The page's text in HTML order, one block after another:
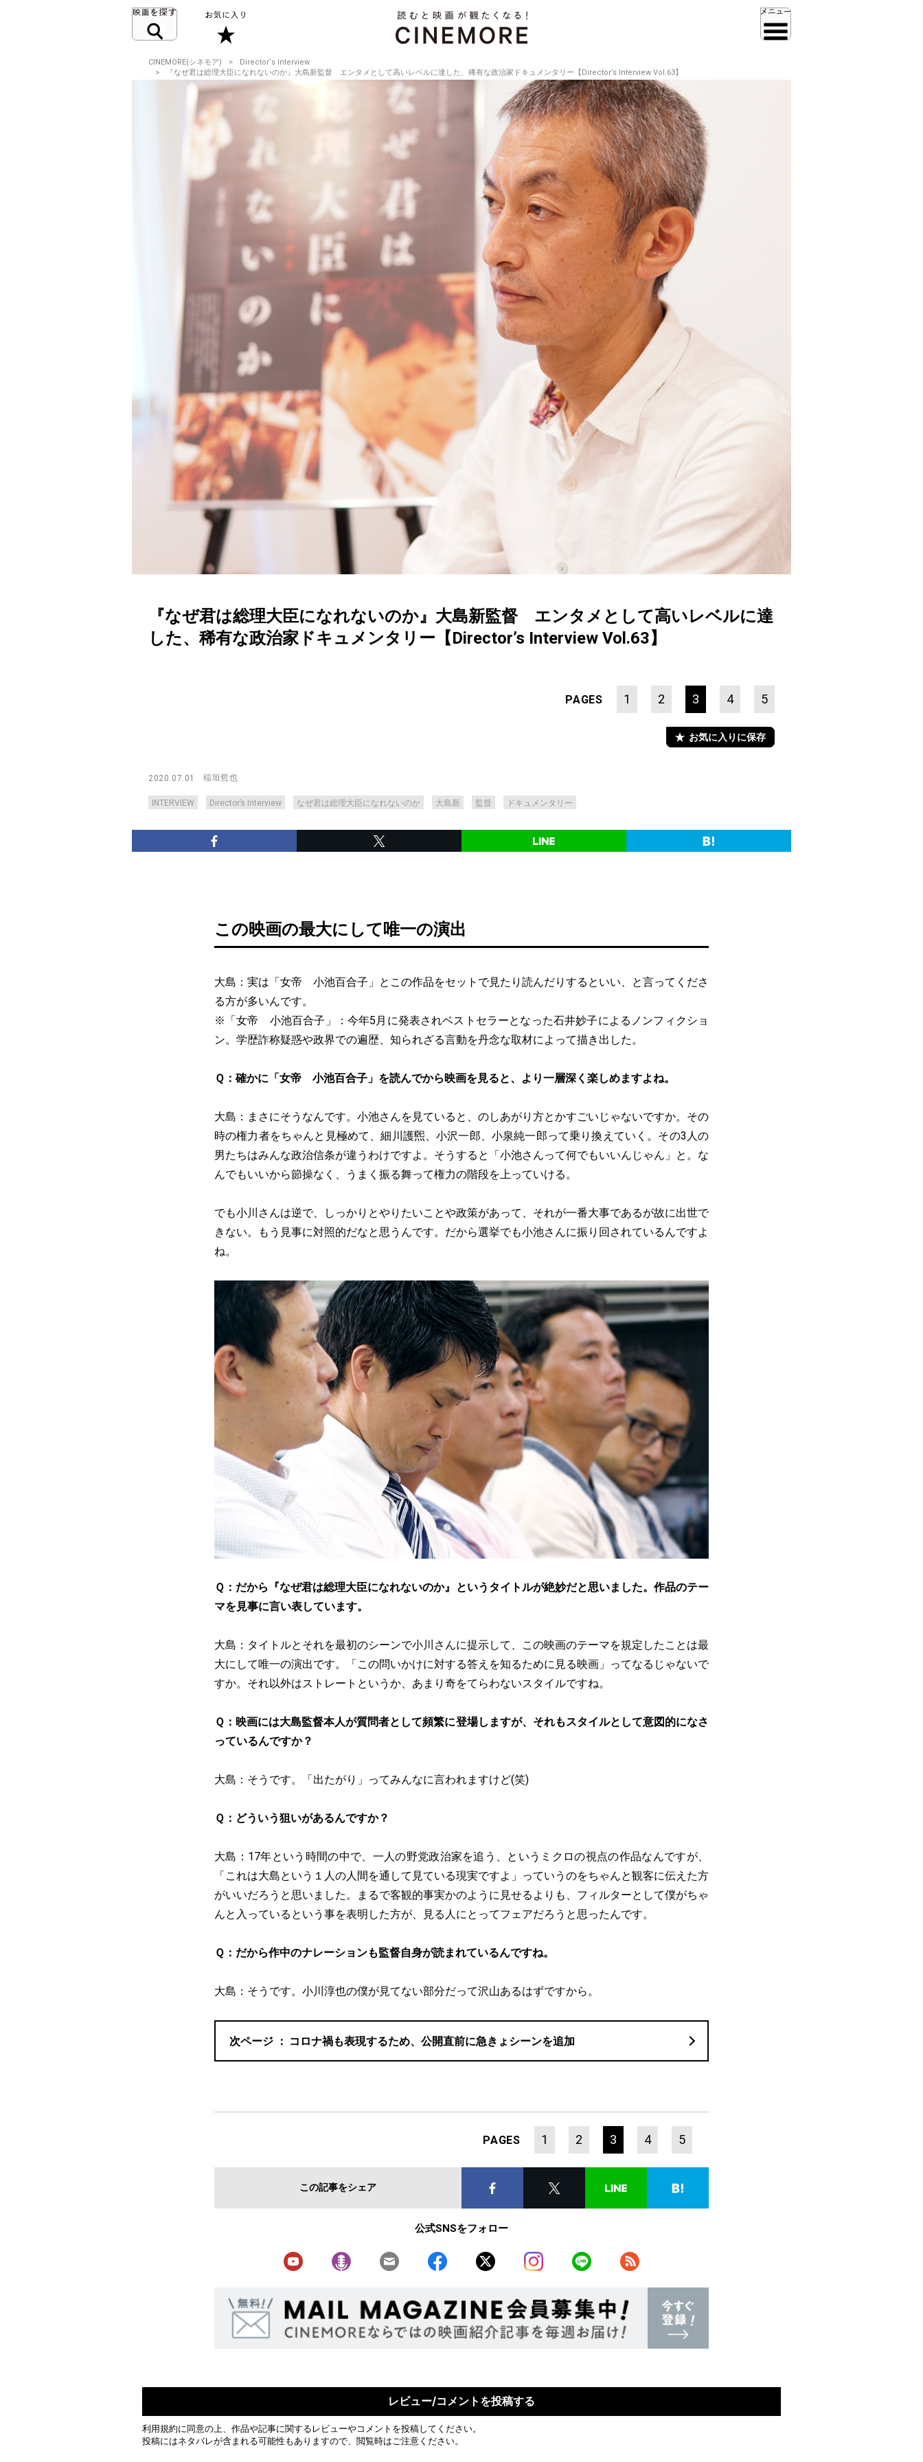
CINEMORE(シネモア)
Director‘s Interview
『なぜ君は総理大臣になれないのか』大島新監督 エンタメとして高いレベルに達した、稀有な政治家ドキュメンタリー【Director’s Interview Vol.63】
『なぜ君は総理大臣になれないのか』大島新監督 エンタメとして高いレベルに達
した、稀有な政治家ドキュメンタリー【Director’s Interview Vol.63】
PAGES 1 2 3 4 5
お気に入りに保存
2020.07.01 稲垣哲也
INTERVIEW Director’s Interview なぜ君は総理大臣になれないのか 大島新 監督 ドキュメンタリー
この映画の最大にして唯一の演出
大島：実は「女帝 小池百合子」とこの作品をセットで見たり読んだりするといい、と言ってくださ
る方が多いんです。
※「女帝 小池百合子」：今年5月に発表されベストセラーとなった石井妙子によるノンフィクショ
ン。学歴詐称疑惑や政界での遍歴、知られざる言動を丹念な取材によって描き出した。
Ｑ：確かに「女帝 小池百合子」を読んでから映画を見ると、より一層深く楽しめますよね。
大島：まさにそうなんです。小池さんを見ていると、のしあがり方とかすごいじゃないですか。その
時の権力者をちゃんと見極めて、細川護煕、小沢一郎、小泉純一郎って乗り換えていく。その3人の
男たちはみんな政治信条が違うわけですよ。そうすると「小池さんって何でもいいんじゃん」と。な
んでもいいから節操なく、うまく振る舞って権力の階段を上っていける。
でも小川さんは逆で、しっかりとやりたいことや政策があって、それが一番大事であるが故に出世で
きない。もう見事に対照的だなと思うんです。だから選挙でも小池さんに振り回されているんですよ
ね。
Ｑ：だから『なぜ君は総理大臣になれないのか』というタイトルが絶妙だと思いました。作品のテー
マを見事に言い表しています。
大島：タイトルとそれを最初のシーンで小川さんに提示して、この映画のテーマを規定したことは最
大にして唯一の演出です。「この問いかけに対する答えを知るために見る映画」ってなるじゃないで
すか。それ以外はストレートというか、あまり奇をてらわないスタイルですね。
Ｑ：映画には大島監督本人が質問者として頻繁に登場しますが、それもスタイルとして意図的になさ
っているんですか？
大島：そうです。「出たがり」ってみんなに言われますけど(笑)
Ｑ：どういう狙いがあるんですか？
大島：17年という時間の中で、一人の野党政治家を追う、というミクロの視点の作品なんですが、
「これは大島という１人の人間を通して見ている現実ですよ」っていうのをちゃんと観客に伝えた方
がいいだろうと思いました。まるで客観的事実かのように見せるよりも、フィルターとして僕がちゃ
んと入っているという事を表明した方が、見る人にとってフェアだろうと思ったんです。
Ｑ：だから作中のナレーションも監督自身が読まれているんですね。
大島：そうです。小川淳也の僕が見てない部分だって沢山あるはずですから。
コロナ禍も表現するため、公開直前に急きょシーンを追加
PAGES 1 2 3 4 5
この記事をシェア
公式SNSをフォロー
レビュー/コメントを投稿する
利用規約に同意の上、作品や記事に関するレビューやコメントを投稿してください。
投稿にはネタバレが含まれる可能性もありますので、閲覧時はご注意ください。